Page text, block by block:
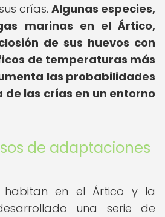
crías. Algunas especies,
marinas en el Ártico,
de sus huevos con
de temperaturas más
las probabilidades
de las crías en un entorno
de adaptaciones
habitan en el Ártico y la
una serie de